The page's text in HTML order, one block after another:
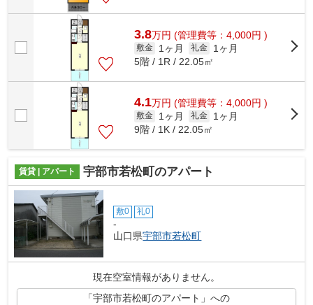
3.8万円 (管理費等：4,000円 )
敷金 1ヶ月 礼金
1ヶ月
5階 / 1R / 22.05㎡
4.1万円 (管理費等：4,000円 )
敷金 1ヶ月 礼金
1ヶ月
9階 / 1K / 22.05㎡
賃貸 | アパート 宇部市若松町のアパート
敷0 礼0
-
山口県宇部市若松町
現在空室情報がありません。
「宇部市若松町のアパート」への